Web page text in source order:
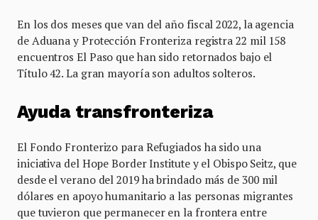
En los dos meses que van del año fiscal 2022, la agencia
de Aduana y Protección Fronteriza registra 22 mil 158
encuentros El Paso que han sido retornados bajo el
Título 42. La gran mayoría son adultos solteros.
Ayuda transfronteriza
El Fondo Fronterizo para Refugiados ha sido una
iniciativa del Hope Border Institute y el Obispo Seitz, que
desde el verano del 2019 ha brindado más de 300 mil
dólares en apoyo humanitario a las personas migrantes
que tuvieron que permanecer en la frontera entre